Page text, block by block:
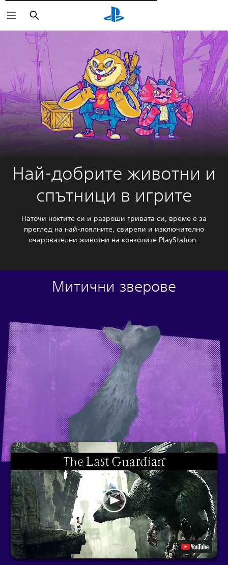
Търсене
Най-добрите животни и
спътници в игрите
Наточи ноктите си и разроши гривата си, време е за
преглед на най-лоялните, свирепи и изключително
очарователни животни на конзолите PlayStation.
Митични зверове